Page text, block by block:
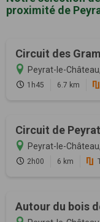
proximité de
Circuit des
Peyrat-le-
1h45 6.7 km
Circuit de
Peyrat-le-
2h00 6 km
Autour du bois